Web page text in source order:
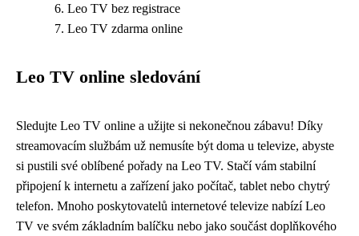
Leo TV bez registrace
Leo TV zdarma online
Leo TV online sledování
Sledujte Leo TV online a užijte si nekonečnou zábavu! Díky
streamovacím službám už nemusíte být doma u televize, abyste
si pustili své oblíbené pořady na Leo TV. Stačí vám stabilní
připojení k internetu a zařízení jako počítač, tablet nebo chytrý
telefon. Mnoho poskytovatelů internetové televize nabízí Leo
TV ve svém základním balíčku nebo jako součást doplňkového